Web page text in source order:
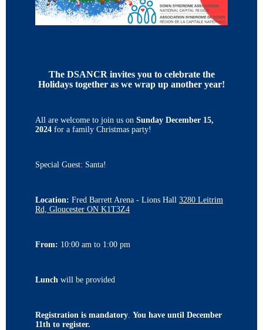
The DSANCR invites you to celebrate the
Holidays together as we wrap up another year!
All are welcome to join us on Sunday December 15,
2024 for a family Christmas party!
Special Guest: Santa!
Location: Fred Barrett Arena - Lions Hall 3280 Leitrim
Rd, Gloucester ON K1T3Z4
From: 10:00 am to 1:00 pm
Lunch will be provided
Registration is mandatory You have until December
11th to register.